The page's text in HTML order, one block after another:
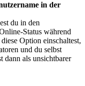
in der
du in den
Status während
Option einschaltest,
und du selbst
dann als unsichtbarer